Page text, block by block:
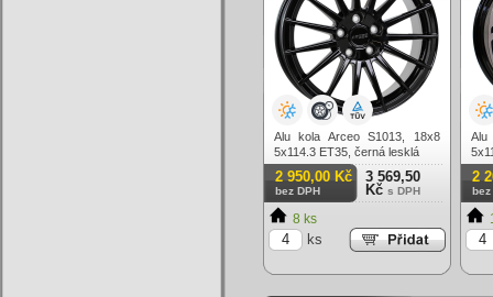
Alu kola Arceo S1013, 18x8
5x114.3 ET35, černá lesklá
2 950,00 Kč
bez DPH
3 569,50
Kč s DPH
8 ks
ks
Alu
2
bez